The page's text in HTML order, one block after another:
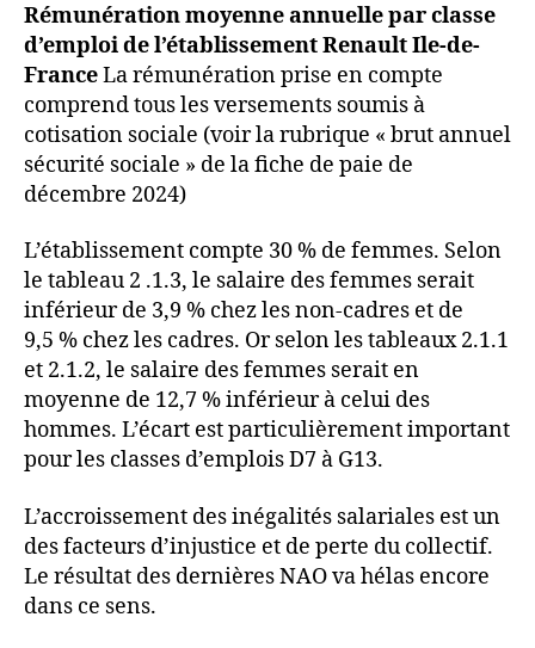
Rémunération moyenne annuelle par classe
d’emploi de l’établissement Renault Ile-de-
FranceLa rémunération prise en compte
comprend tous les versements soumis à
cotisation sociale (voir la rubrique « brut annuel
sécurité sociale » de la fiche de paie de
décembre 2024)
L’établissement compte 30 % de femmes. Selon
le tableau 2 .1.3, le salaire des femmes serait
inférieur de 3,9 % chez les non-cadres et de
9,5 % chez les cadres. Or selon les tableaux 2.1.1
et 2.1.2, le salaire des femmes serait en
moyenne de 12,7 % inférieur à celui des
hommes. L’écart est particulièrement important
pour les classes d’emplois D7 à G13.
L’accroissement des inégalités salariales est un
des facteurs d’injustice et de perte du collectif.
Le résultat des dernières NAO va hélas encore
dans ce sens.